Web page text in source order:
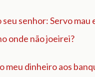
senhor: Servo
onde não joeirei?
meu dinheiro aos